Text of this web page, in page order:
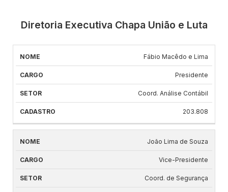
Diretoria Executiva Chapa União e Luta
NOME CADASTRO
Fábio Macêdo e Lima
Presidente
Coord. Análise Contábil
203.808
João Lima de Souza
Vice-Presidente
Coord. de Segurança